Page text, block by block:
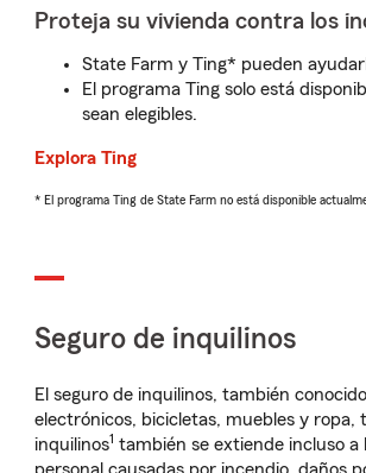
Proteja su vivienda contra los
State Farm y Ting* pueden
El programa Ting solo está
sean elegibles.
Explora Ting
* El programa Ting de State Farm no está disponible
Seguro de inquilinos
El seguro de inquilinos, también
electrónicos, bicicletas, muebles y
inquilinos1 también se extiende incluso